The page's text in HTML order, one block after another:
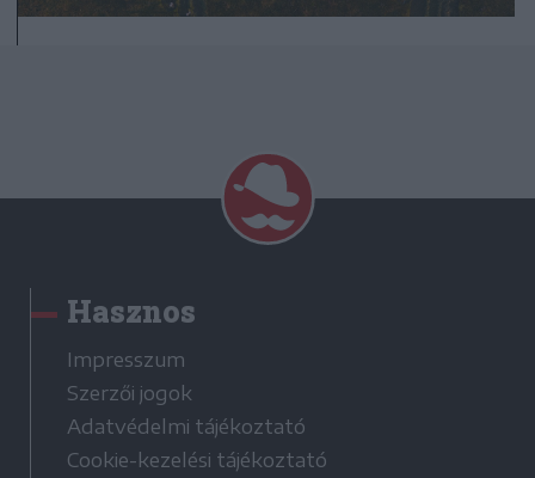
Hasznos
Impresszum
Szerzői jogok
Adatvédelmi tájékoztató
Cookie-kezelési tájékoztató